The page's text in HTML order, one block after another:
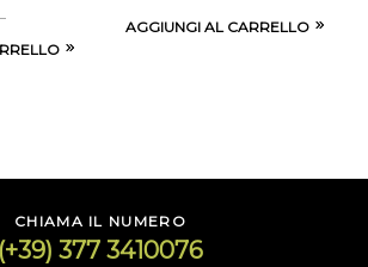
AGGIUNGI AL CARRELLO
CHIAMA IL NUMERO
(+39) 377 3410076